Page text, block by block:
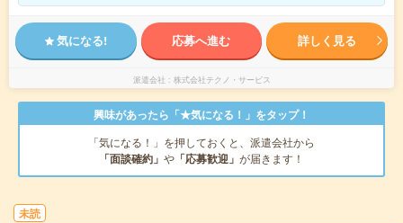
気になる! 応募へ進む 詳しく見る
派遣会社 株式会社テクノ・サービス
興味があったら「★気になる！」をタップ！
「気になる！」を押しておくと、派遣会社から
「面談確約」 や 「応募歓迎」 が届きます！
未読